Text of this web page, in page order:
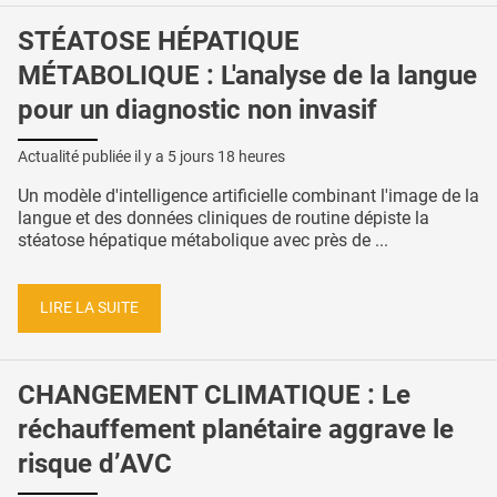
STÉATOSE HÉPATIQUE
MÉTABOLIQUE : L'analyse de la langue
pour un diagnostic non invasif
Actualité publiée il y a 5 jours 18 heures
Un modèle d'intelligence artificielle combinant l'image de la
langue et des données cliniques de routine dépiste la
stéatose hépatique métabolique avec près de ...
LIRE LA SUITE
CHANGEMENT CLIMATIQUE : Le
réchauffement planétaire aggrave le
risque d’AVC